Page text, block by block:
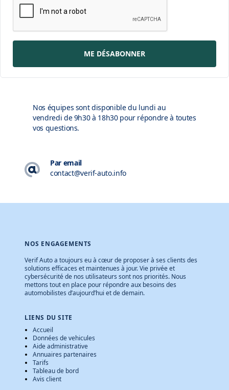
ME DÉSABONNER
Nos équipes sont disponible du lundi au
vendredi de 9h30 à 18h30 pour répondre à toutes
vos questions.
Par email
contact@verif-auto.info
NOS ENGAGEMENTS
Verif Auto a toujours eu à cœur de proposer à ses clients des
solutions efficaces et maintenues à jour. Vie privée et
cybersécurité de nos utilisateurs sont nos priorités. Nous
mettons tout en place pour répondre aux besoins des
automobilistes d’aujourd’hui et de demain.
LIENS DU SITE
Accueil
Données de vehicules
Aide administrative
Annuaires partenaires
Tarifs
Tableau de bord
Avis client